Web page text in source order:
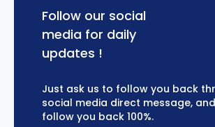
Follow our social
media for daily
updates !
Just ask us to follow you back
social media direct message, and
follow you back 100%.